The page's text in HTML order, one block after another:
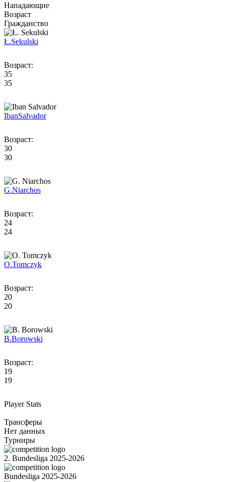
Нападающие
Возраст
Гражданство
Ł.Sekulski
Возраст:
35
35
IbanSalvador
Возраст:
30
30
G.Niarchos
Возраст:
24
24
O.Tomczyk
Возраст:
20
20
B.Borowski
Возраст:
19
19
Player Stats
Трансферы
Нет данных
Турниры
2. Bundesliga 2025-2026
Bundesliga 2025-2026